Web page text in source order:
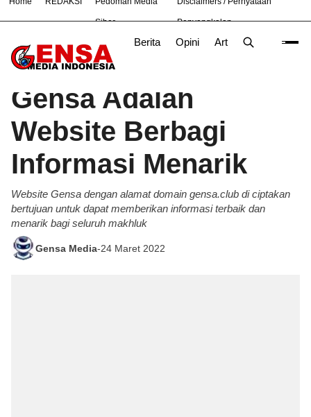
Siber Penyangkalan
Berita Opini Artikel
# Bekasi Nasional News Purwakarta TNI
Beranda/Advertorial
Gensa Adalah
Website Berbagi
Informasi Menarik
Website Gensa dengan alamat domain gensa.club di ciptakan
bertujuan untuk dapat memberikan informasi terbaik dan
menarik bagi seluruh makhluk
Gensa Media-24 Maret 2022